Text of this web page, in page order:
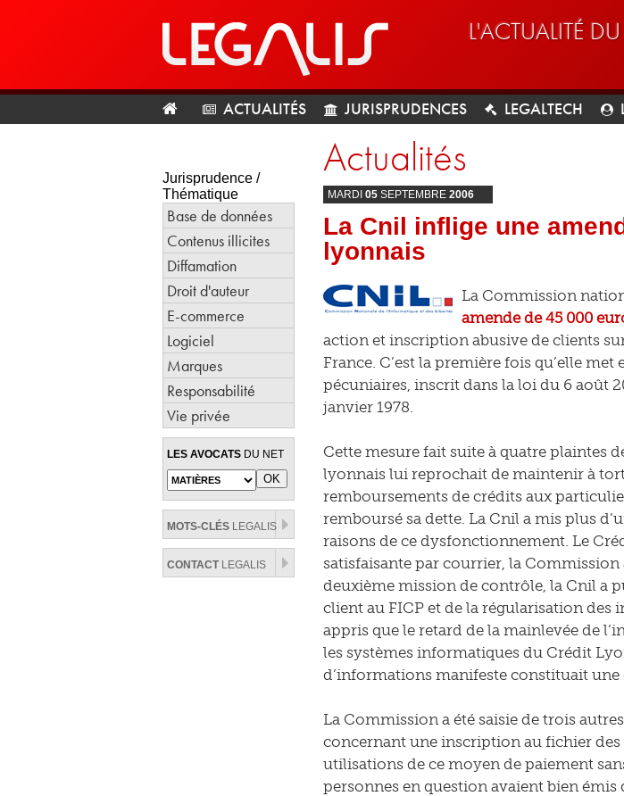
L'ACTUALITÉ DU
ACTUALITÉS JURISPRUDENCES LEGALTECH
Jurisprudence /
Thématique
Base de données
Contenus illicites
Diffamation
Droit d'auteur
E-commerce
Logiciel
Marques
Responsabilité
Vie privée
LES AVOCATS DU NET
MOTS-CLÉS LEGALIS
CONTACTLEGALIS
Actualités
MARDI 05 SEPTEMBRE 2006
La Cnil inflige une
lyonnais
La Commission
amende de 45 000
action et inscription abusive de clients
France. C’est la première fois qu’elle
pécuniaires, inscrit dans la loi du 6 août
janvier 1978.
Cette mesure fait suite à quatre plaintes
lyonnais lui reprochait de maintenir à
remboursements de crédits aux
remboursé sa dette. La Cnil a mis plus
raisons de ce dysfonctionnement. Le
satisfaisante par courrier, la Commission
deuxième mission de contrôle, la Cnil a
client au FICP et de la régularisation des
appris que le retard de la mainlevée de
les systèmes informatiques du Crédit
d’informations manifeste constituait une
La Commission a été saisie de trois
concernant une inscription au fichier des
utilisations de ce moyen de paiement
personnes en question avaient bien émis